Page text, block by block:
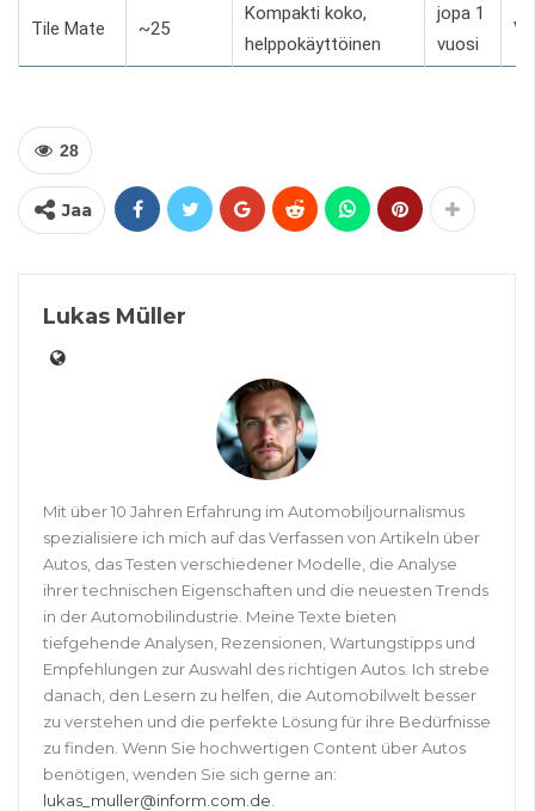
Tile Mate ~25
Kompakti koko,
helppokäyttöinen
jopa 1
vuosi
28
Jaa
Lukas Müller
Mit über 10 Jahren Erfahrung im Automobiljournalismus
spezialisiere ich mich auf das Verfassen von Artikeln über
Autos, das Testen verschiedener Modelle, die Analyse
ihrer technischen Eigenschaften und die neuesten Trends
in der Automobilindustrie. Meine Texte bieten
tiefgehende Analysen, Rezensionen, Wartungstipps und
Empfehlungen zur Auswahl des richtigen Autos. Ich strebe
danach, den Lesern zu helfen, die Automobilwelt besser
zu verstehen und die perfekte Lösung für ihre Bedürfnisse
zu finden. Wenn Sie hochwertigen Content über Autos
benötigen, wenden Sie sich gerne an:
lukas_muller@inform.com.de